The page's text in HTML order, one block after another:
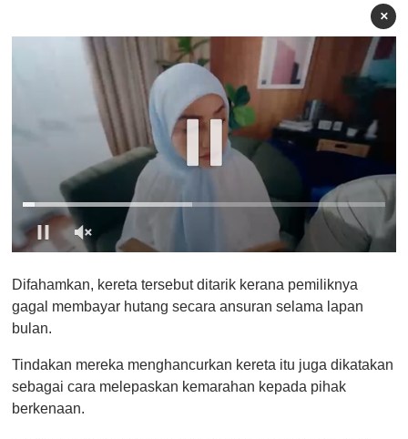
×
e
c
o
n
s
f
1
Difahamkan, kereta tersebut ditarik kerana pemiliknya
gagal membayar hutang secara ansuran selama lapan
bulan.
Tindakan mereka menghancurkan kereta itu juga dikatakan
sebagai cara melepaskan kemarahan kepada pihak
berkenaan.